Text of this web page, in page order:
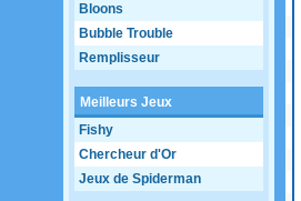
Bloons
Bubble Trouble
Remplisseur
Meilleurs Jeux
Fishy
Chercheur d'Or
Jeux de Spiderman